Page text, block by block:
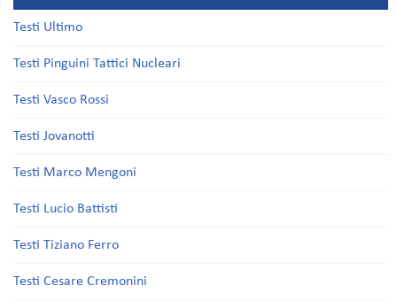
Testi Ultimo
Testi Pinguini Tattici Nucleari
Testi Vasco Rossi
Testi Jovanotti
Testi Marco Mengoni
Testi Lucio Battisti
Testi Tiziano Ferro
Testi Cesare Cremonini